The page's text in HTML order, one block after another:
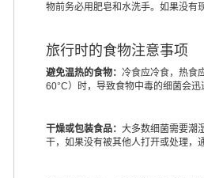
物前务必用肥皂和水洗手。如果没有
旅行时的食物注意事项
避免温热的食物： 冷食应冷食，热食
60°C）时，导致食物中毒的细菌会迅
干燥或包装食品： 大多数细菌需要潮
干，如果没有被其他人打开或处理，